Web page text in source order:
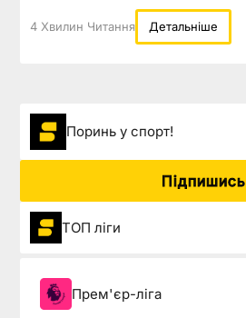
4 Хвилин Читання Детальніше
Поринь у спорт!
Підпишись
ТОП ліги
Прем'єр-ліга